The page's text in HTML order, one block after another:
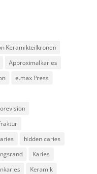
Keramikteilkronen
Approximalkaries
e.max Press
hidden caries
Karies
Keramik